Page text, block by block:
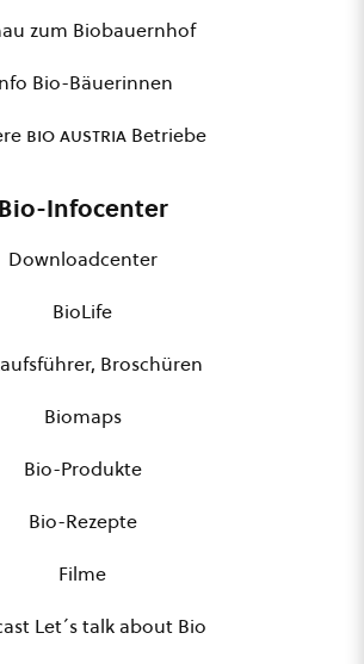
zum Biobauernhof
Bio-Bäuerinnen
bio austria Betriebe
Bio-Infocenter
Downloadcenter
BioLife
Broschüren
Biomaps
Bio-Produkte
Bio-Rezepte
Filme
Let´s talk about Bio